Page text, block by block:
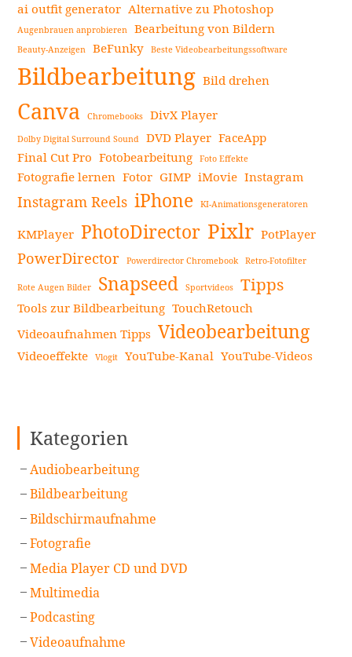
zum
Ausprobieren
Frisuren
Jahr
2024:
Die
ultimative
Lösung
Ihren
neuen
Look
weiterlesen
Seitenleiste
ai outfit generator Alternative zu Photoshop
Augenbrauen anprobieren Bearbeitung von Bildern
Beauty-Anzeigen BeFunky Beste Videobearbeitungssoftware
Bildbearbeitung Bild drehen
Canva Chromebooks DivX Player
Dolby Digital Surround Sound DVD Player FaceApp
Final Cut Pro Fotobearbeitung Foto Effekte
Fotografie lernen Fotor GIMP iMovie Instagram
Instagram Reels iPhone KI-Animationsgeneratoren
KMPlayer PhotoDirector Pixlr PotPlayer
PowerDirector Powerdirector Chromebook Retro-Fotofilter
Rote Augen Bilder Snapseed Sportvideos Tipps
Tools zur Bildbearbeitung TouchRetouch
Videoaufnahmen Tipps Videobearbeitung
Videoeffekte Vlogit YouTube-Kanal YouTube-Videos
Kategorien
Audiobearbeitung
Bildbearbeitung
Bildschirmaufnahme
Fotografie
Media Player CD und DVD
Multimedia
Podcasting
Videoaufnahme